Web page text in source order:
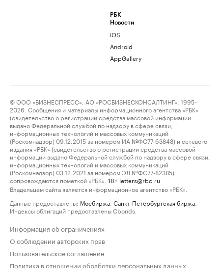
РБК
Новости
iOS
Android
AppGallery
© ООО «БИЗНЕСПРЕСС», АО «РОСБИЗНЕСКОНСАЛТИНГ», 1995–
2026. Сообщения и материалы информационного агентства «РБК»
(свидетельство о регистрации средства массовой информации
выдано Федеральной службой по надзору в сфере связи,
информационных технологий и массовых коммуникаций
(Роскомнадзор) 09.12.2015 за номером ИА №ФС77-63848) и сетевого
издания «РБК» (свидетельство о регистрации средства массовой
информации выдано Федеральной службой по надзору в сфере связи,
информационных технологий и массовых коммуникаций
(Роскомнадзор) 03.12.2021 за номером ЭЛ №ФС77-82385)
сопровождаются пометкой «РБК».
18+ letters@rbc.ru
Владельцем сайта является информационное агентство «РБК».
Данные предоставлены: Мосбиржа Санкт-Петербургская биржа
Индексы облигаций предоставлены Cbonds.
Информация об ограничениях
О соблюдении авторских прав
Пользовательское соглашение
Политика в отношении обработки персональных данных